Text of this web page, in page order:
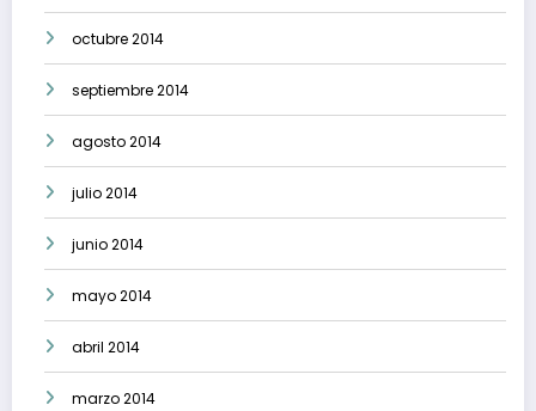
octubre 2014
septiembre 2014
agosto 2014
julio 2014
junio 2014
mayo 2014
abril 2014
marzo 2014